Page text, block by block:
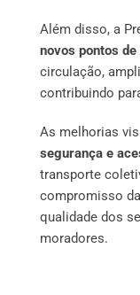
Além disso, a
novos pontos de
circulação,
contribuindo
As melhorias
segurança e
transporte
compromisso
qualidade dos
moradores.